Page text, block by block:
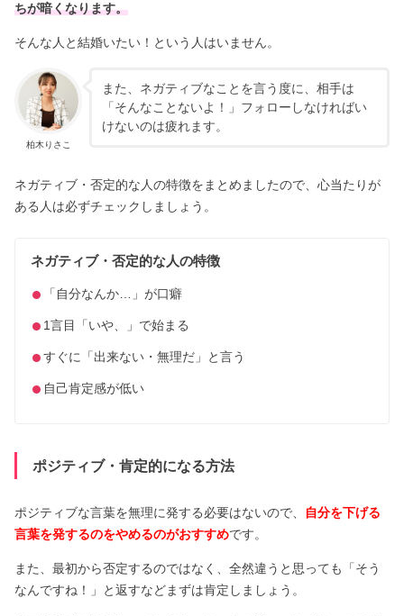
ちが暗くなります。
そんな人と結婚いたい！という人はいません。
柏木りさこ
また、ネガティブなことを言う度に、相手は
「そんなことないよ！」フォローしなければい
けないのは疲れます。
ネガティブ・否定的な人の特徴をまとめましたので、心当たりが
ある人は必ずチェックしましょう。
ネガティブ・否定的な人の特徴
「自分なんか…」が口癖
1言目「いや、」で始まる
すぐに「出来ない・無理だ」と言う
自己肯定感が低い
ポジティブ・肯定的になる方法
ポジティブな言葉を無理に発する必要はないので、 自分を下げる
言葉を発するのをやめるのがおすすめです。
また、最初から否定するのではなく、全然違うと思っても「そう
なんですね！」と返すなどまずは肯定しましょう。